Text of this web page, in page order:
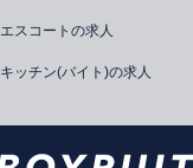
エスコートの求人
キッチン(バイト)の求人